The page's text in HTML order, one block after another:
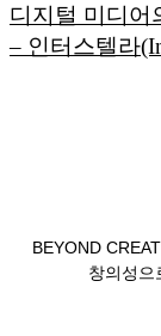
디지털 미디어
– 인터스텔라
BEYOND
창의성으